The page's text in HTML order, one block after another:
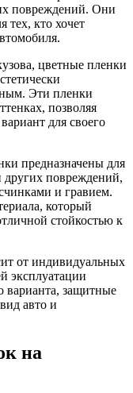
повреждений. Они
тех, кто хочет
цветные пленки
Эти пленки
позволяя
для своего
предназначены для
других повреждений,
и гравием.
который
стойкостью к
от индивидуальных
эксплуатации
варианта, защитные
авто и
на